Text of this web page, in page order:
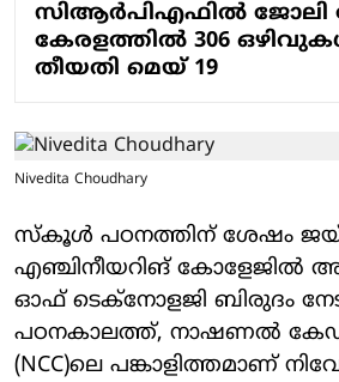
സിആർപിഎഫിൽ ജോലി
കേരളത്തിൽ 306
തീയതി മെയ് 19
Nivedita Choudhary
സ്കൂൾ പഠനത്തിന് ശേഷം
എഞ്ചിനീയറിങ് കോളേജിൽ
ഓഫ് ടെക്നോളജി ബിരുദം
പഠനകാലത്ത്, നാഷണൽ
(NCC)ലെ പങ്കാളിത്തമാണ്